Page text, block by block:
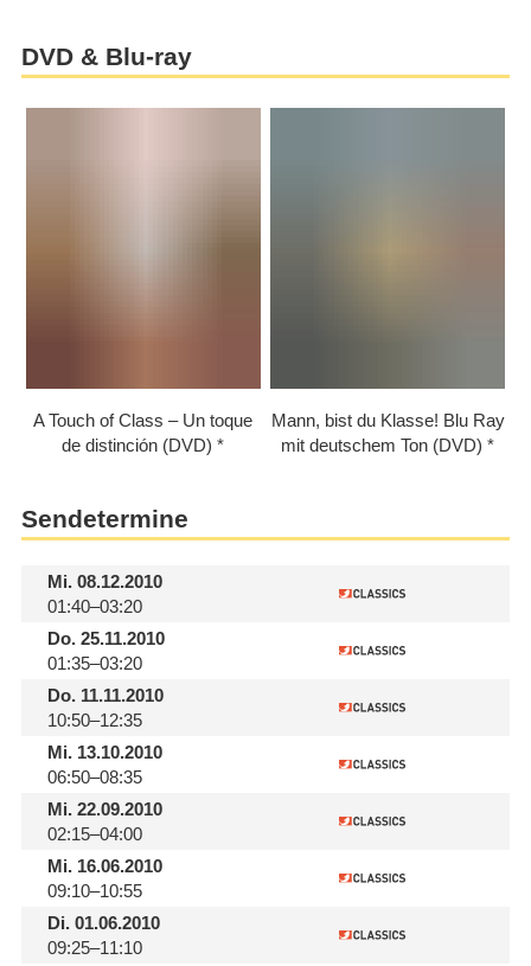
DVD & Blu-ray
A Touch of Class – Un toque
de distinción (DVD)
Mann, bist du Klasse! Blu Ray
mit deutschem Ton (DVD)
Sendetermine
Mi.08.12.2010
01:40–03:20
Do.25.11.2010
01:35–03:20
Do.11.11.2010
10:50–12:35
Mi.13.10.2010
06:50–08:35
Mi.22.09.2010
02:15–04:00
Mi.16.06.2010
09:10–10:55
Di.01.06.2010
09:25–11:10